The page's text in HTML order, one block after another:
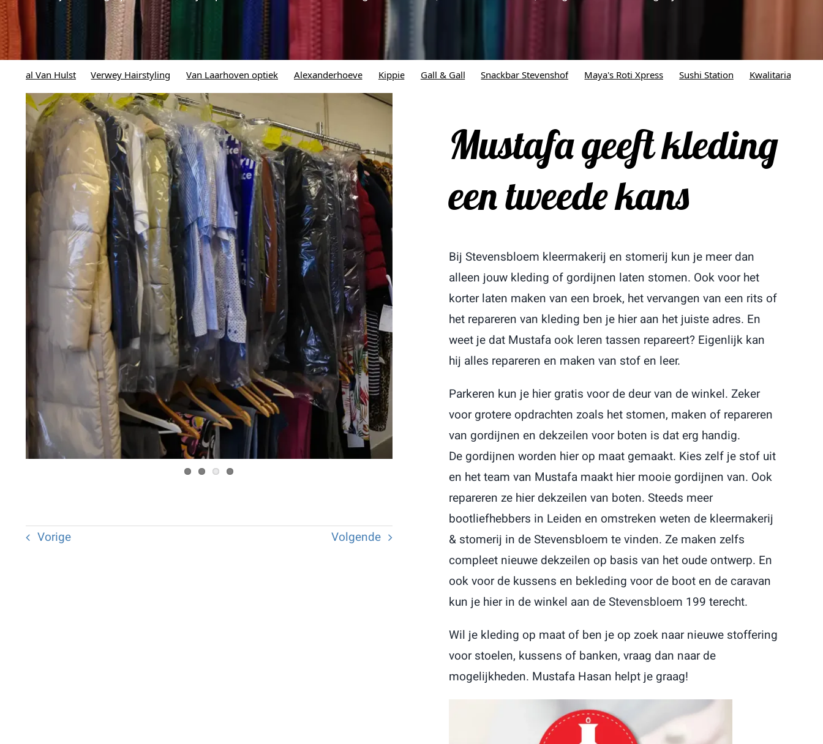
Verwey Hairstyling Van Laarhoven optiek Alexanderhoeve Kippie Gall & Gall Snackbar Stevenshof Maya's Roti Xpress Sushi Station Kwalitaria New York Pizza
Vorige Volgende
Mustafa geeft kleding
een tweede kans
Bij Stevensbloem kleermakerij en stomerij kun je meer dan
alleen jouw kleding of gordijnen laten stomen. Ook voor het
korter laten maken van een broek, het vervangen van een rits of
het repareren van kleding ben je hier aan het juiste adres. En
weet je dat Mustafa ook leren tassen repareert? Eigenlijk kan
hij alles repareren en maken van stof en leer.
Parkeren kun je hier gratis voor de deur van de winkel. Zeker
voor grotere opdrachten zoals het stomen, maken of repareren
van gordijnen en dekzeilen voor boten is dat erg handig.
De gordijnen worden hier op maat gemaakt. Kies zelf je stof uit
en het team van Mustafa maakt hier mooie gordijnen van. Ook
repareren ze hier dekzeilen van boten. Steeds meer
bootliefhebbers in Leiden en omstreken weten de kleermakerij
& stomerij in de Stevensbloem te vinden. Ze maken zelfs
compleet nieuwe dekzeilen op basis van het oude ontwerp. En
ook voor de kussens en bekleding voor de boot en de caravan
kun je hier in de winkel aan de Stevensbloem 199 terecht.
Wil je kleding op maat of ben je op zoek naar nieuwe stoffering
voor stoelen, kussens of banken, vraag dan naar de
mogelijkheden. Mustafa Hasan helpt je graag!